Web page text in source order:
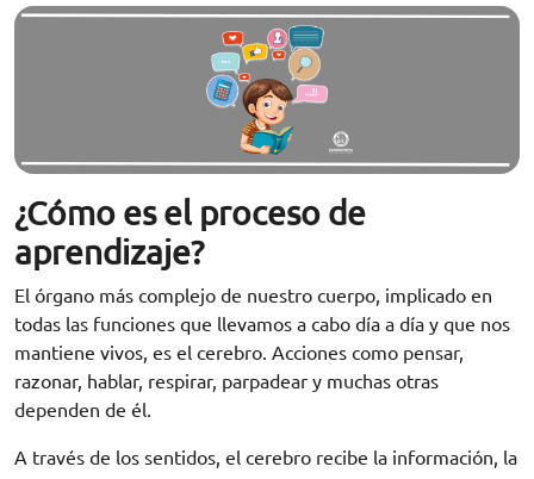
¿Cómo es el proceso de
aprendizaje?
El órgano más complejo de nuestro cuerpo, implicado en
todas las funciones que llevamos a cabo día a día y que nos
mantiene vivos, es el cerebro. Acciones como pensar,
razonar, hablar, respirar, parpadear y muchas otras
dependen de él.
A través de los sentidos, el cerebro recibe la información, la